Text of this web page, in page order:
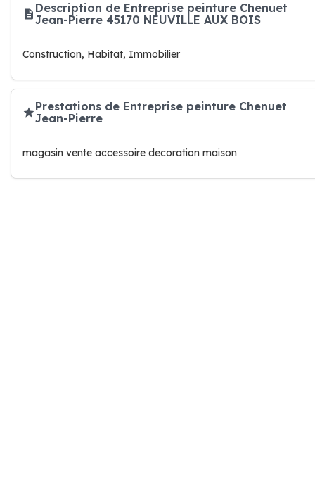
Description de Entreprise peinture Chenuet
Jean-Pierre 45170 NEUVILLE AUX BOIS
Construction, Habitat, Immobilier
Prestations de Entreprise peinture Chenuet
Jean-Pierre
magasin vente accessoire decoration maison